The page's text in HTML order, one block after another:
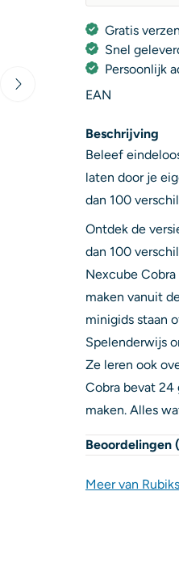
Gratis
Snel
Persoonlijk
EAN
Beschrijving
Beleef
laten door je
dan 100
Ontdek de
dan 100
Nexcube
maken vanuit
minigids staan
Spelenderwijs
Ze leren ook
Cobra bevat 24
maken. Alles
Beoordelingen (
Meer van